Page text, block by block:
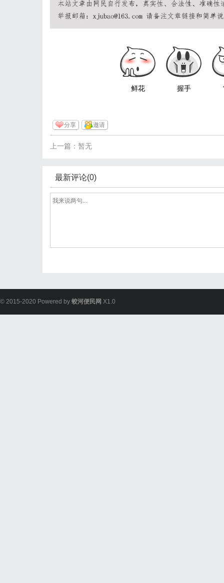
鲜花 握手
分享 邀请
上一篇：暂无
最新评论(0)
© 2015-2020 Powered by 蛟河便民网 X1.0